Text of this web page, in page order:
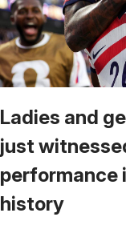
Ladies and
just
performance
history